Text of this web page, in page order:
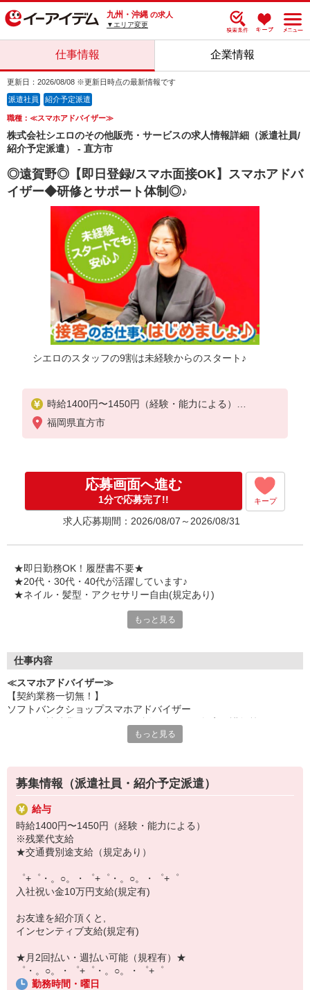
九州・沖縄 の求人
▼エリア変更
仕事情報 企業情報
更新日：2026/08/08 ※更新日時点の最新情報です
派遣社員 紹介予定派遣
職種：≪スマホアドバイザー≫
株式会社シエロのその他販売・サービスの求人情報詳細（派遣社員/
紹介予定派遣） - 直方市
◎遠賀野◎【即日登録/スマホ面接OK】スマホアドバ
イザー◆研修とサポート体制◎♪
シエロのスタッフの9割は未経験からのスタート♪
時給1400円〜1450円（経験・能力による）
※残業代支給
★交通費別途支給（規定あり）
入社祝い金10万円支給(規定有)
お友達を紹介頂くと,
インセンティブ支給(規定有)
゜・。○。・゜+゜・。○。・゜+゜
福岡県直方市
応募画面へ進む
1分で応募完了!! キープ
求人応募期間：2026/08/07～2026/08/31
★即日勤務OK！履歴書不要★
★20代・30代・40代が活躍しています♪
★ネイル・髪型・アクセサリー自由(規定あり)
シエロのご紹介するお店は、
優しい人間関係がある場所ばかり！
【選べるお仕事いろいろ】
￣￣￣￣￣￣￣￣￣￣￣
事務、経理、データ入力、コールセンター、受付
機械/食品製造・梱包・仕分け・加工・組立・検査
▼美容系
眉毛サロンのアイブロウ・ネイリスト・エステ
▼営業・販売
法人営業・アパレル販売・個別指導塾・人材紹介
▼人気案件も多数♪
短期・期間限定・オープニング・官公庁案件
上場/優良/大手企業など
【スマホ面接実施中】
￣￣￣￣￣￣￣￣￣
自宅に居ながらスマホでカンタン面接OK！
オンライン面談なのでスピード対応。
即日登録もOK♪
気になった方はお気軽にご相談ください！
もっと見る
仕事内容
≪スマホアドバイザー≫
【契約業務一切無！】
ソフトバンクショップスマホアドバイザー
※未経験大歓迎、幅広い年齢層活躍！
もっと見る
募集情報（派遣社員・紹介予定派遣）
給与
時給1400円〜1450円（経験・能力による）
※残業代支給
★交通費別途支給（規定あり）
゜+゜・。○。・゜+゜・。○。・゜+゜
入社祝い金10万円支給(規定有)
お友達を紹介頂くと,
インセンティブ支給(規定有)
★月2回払い・週払い可能（規程有）★
゜・。○。・゜+゜・。○。・゜+゜
勤務時間・曜日